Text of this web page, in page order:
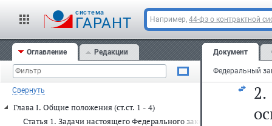
cистема
ГАРАНТ Например, 44-фз о контрактной
Оглавление Редакции
Свернуть
Глава I. Общие положения (ст.ст. 1 - 4)
Статья 1. Задачи настоящего Федерального закона
Документ